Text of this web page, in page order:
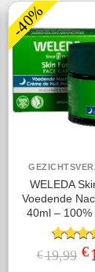
-40%
WELEDA
Voedende
40ml – 100%
5.00uit
€19,99 €